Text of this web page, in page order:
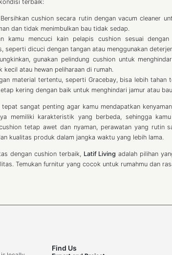
terbaik:
Bersihkan cushion secara rutin dengan vacum cleaner
dan tidak menimbulkan bau tidak sedap.
kamu mencuci kain pelapis cushion sesuai
seperti dicuci dengan tangan atau menggunakan
gunakan pelindung cushion untuk
kecil atau hewan peliharaan di rumah.
material tertentu, seperti Gracebay, bisa lebih tahan
kering dengan baik untuk menghindari jamur atau
sangat penting agar kamu mendapatkan
memiliki karakteristik yang berbeda, sehingga
tetap awet dan nyaman, perawatan yang rutin
kualitas produk dalam jangka waktu yang lebih lama.
dengan cushion terbaik, Latif Living adalah pilihan
Temukan furnitur yang cocok untuk rumahmu dan
Find Us